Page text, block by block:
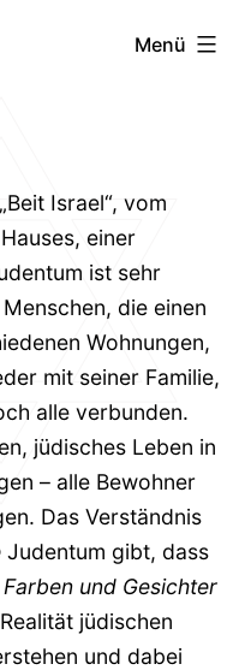
Menü
Israel“, vom
einer
ist sehr
die einen
Wohnungen,
mit seiner Familie,
alle verbunden.
jüdisches Leben in
– alle Bewohner
Das Verständnis
Judentum gibt, dass
und Gesichter
jüdischen
und dabei